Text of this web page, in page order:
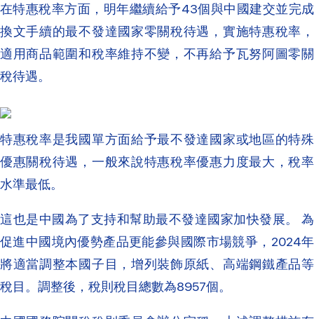
在特惠稅率方面，明年繼續給予43個與中國建交並完成
換文手續的最不發達國家零關稅待遇，實施特惠稅率，
適用商品範圍和稅率維持不變，不再給予瓦努阿圖零關
稅待遇。
特惠稅率是我國單方面給予最不發達國家或地區的特殊
優惠關稅待遇，一般來說特惠稅率優惠力度最大，稅率
水準最低。
這也是中國為了支持和幫助最不發達國家加快發展。 為
促進中國境內優勢產品更能參與國際市場競爭，2024年
將適當調整本國子目，增列裝飾原紙、高端鋼鐵產品等
稅目。調整後，稅則稅目總數為8957個。